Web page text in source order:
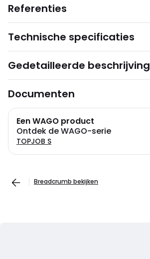
Referenties
Technische specificaties
Gedetailleerde beschrijving
Documenten
Een WAGO product
Ontdek de WAGO-serie
TOPJOB S
Breadcrumb bekijken